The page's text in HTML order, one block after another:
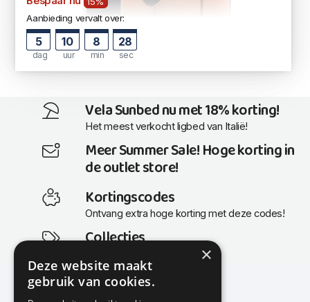
Aanbieding vervalt over:
5
dag
10
uur
8
min
27
sec
Vela Sunbed nu met 18% korting!
Het meest verkocht ligbed van Italië!
Meer Summer Sale! Hoge korting in
de outlet store!
Kortingscodes
Ontvang extra hoge korting met deze codes!
Collecties
Actuele en populaire collecties
×
Deze website maakt
gebruik van cookies.